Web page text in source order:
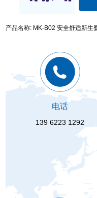
产品名称: MK-B02 安全舒适新生
电话
139 6223 1292